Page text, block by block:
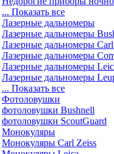
... Показать все
Лазерные дальномеры
Лазерные дальномеры
Лазерные дальномеры
Лазерные дальномеры
Лазерные дальномеры
Лазерные дальномеры
... Показать все
Фотоловушки
фотоловушки Bushnell
фотоловушки ScoutGuard
Монокуляры
Монокуляры Carl Zeiss